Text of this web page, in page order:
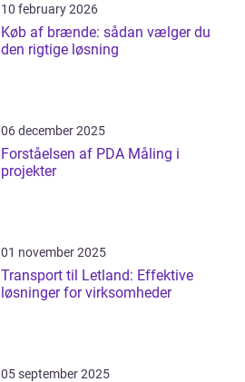
10 february 2026
Køb af brænde: sådan vælger du
den rigtige løsning
06 december 2025
Forståelsen af PDA Måling i
projekter
01 november 2025
Transport til Letland: Effektive
løsninger for virksomheder
05 september 2025